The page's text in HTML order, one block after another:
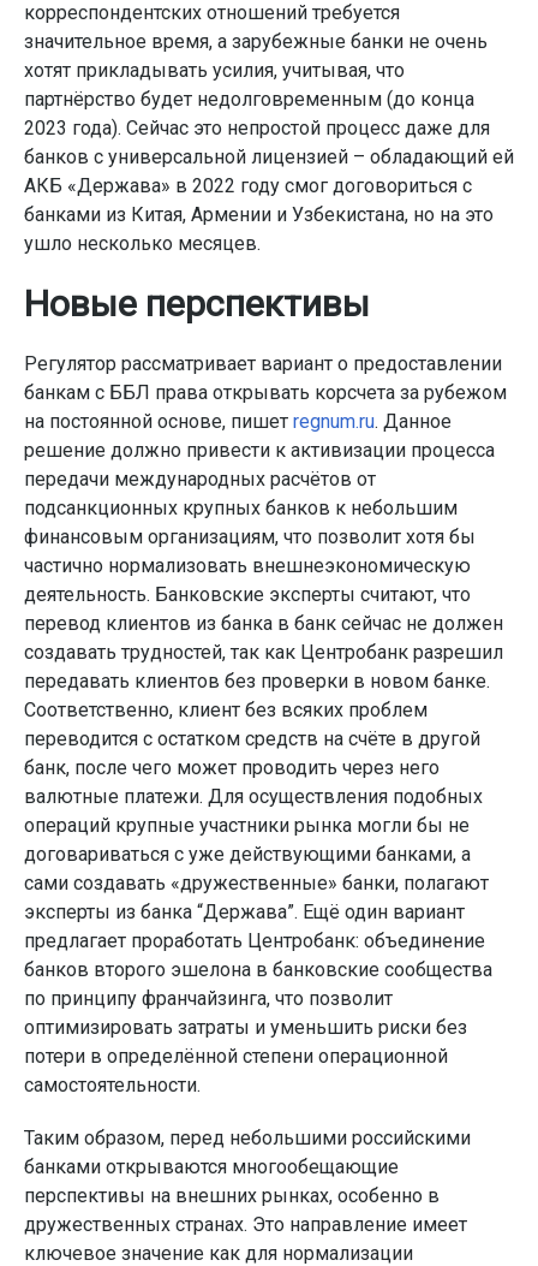
корреспондентских отношений требуется
значительное время, а зарубежные банки не очень
хотят прикладывать усилия, учитывая, что
партнёрство будет недолговременным (до конца
2023 года). Сейчас это непростой процесс даже для
банков с универсальной лицензией – обладающий ей
АКБ «Держава» в 2022 году смог договориться с
банками из Китая, Армении и Узбекистана, но на это
ушло несколько месяцев.
Новые перспективы
Регулятор рассматривает вариант о предоставлении
банкам с ББЛ права открывать корсчета за рубежом
на постоянной основе, пишет regnum.ru. Данное
решение должно привести к активизации процесса
передачи международных расчётов от
подсанкционных крупных банков к небольшим
финансовым организациям, что позволит хотя бы
частично нормализовать внешнеэкономическую
деятельность. Банковские эксперты считают, что
перевод клиентов из банка в банк сейчас не должен
создавать трудностей, так как Центробанк разрешил
передавать клиентов без проверки в новом банке.
Соответственно, клиент без всяких проблем
переводится с остатком средств на счёте в другой
банк, после чего может проводить через него
валютные платежи. Для осуществления подобных
операций крупные участники рынка могли бы не
договариваться с уже действующими банками, а
сами создавать «дружественные» банки, полагают
эксперты из банка “Держава”. Ещё один вариант
предлагает проработать Центробанк: объединение
банков второго эшелона в банковские сообщества
по принципу франчайзинга, что позволит
оптимизировать затраты и уменьшить риски без
потери в определённой степени операционной
самостоятельности.
Таким образом, перед небольшими российскими
банками открываются многообещающие
перспективы на внешних рынках, особенно в
дружественных странах. Это направление имеет
ключевое значение как для нормализации